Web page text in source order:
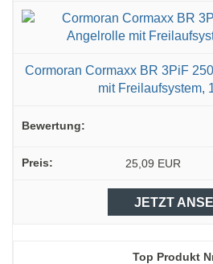
Cormoran Cormaxx BR 3PiF
mit Freilaufsystem,
25,09 EUR
JETZT